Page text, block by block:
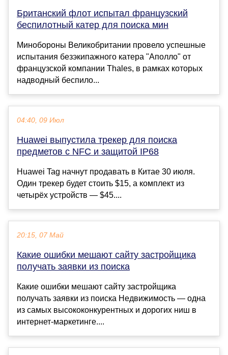
Британский флот испытал французский
беспилотный катер для поиска мин
Минобороны Великобритании провело успешные
испытания безэкипажного катера "Аполло" от
французской компании Thales, в рамках которых
надводный беспило...
04:40, 09 Июл
Huawei выпустила трекер для поиска
предметов с NFC и защитой IP68
Huawei Tag начнут продавать в Китае 30 июля.
Один трекер будет стоить $15, а комплект из
четырёх устройств — $45....
20:15, 07 Май
Какие ошибки мешают сайту застройщика
получать заявки из поиска
Какие ошибки мешают сайту застройщика
получать заявки из поиска Недвижимость — одна
из самых высококонкурентных и дорогих ниш в
интернет-маркетинге....